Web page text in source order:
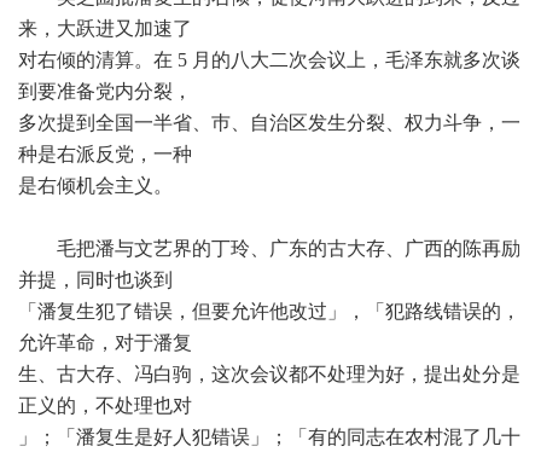
来，大跃进又加速了
对右倾的清算。在 5 月的八大二次会议上，毛泽东就多次谈
到要准备党内分裂，
多次提到全国一半省、巿、自治区发生分裂、权力斗争，一
种是右派反党，一种
是右倾机会主义。
毛把潘与文艺界的丁玲、广东的古大存、广西的陈再励
并提，同时也谈到
「潘复生犯了错误，但要允许他改过」，「犯路线错误的，
允许革命，对于潘复
生、古大存、冯白驹，这次会议都不处理为好，提出处分是
正义的，不处理也对
」；「潘复生是好人犯错误」；「有的同志在农村混了几十